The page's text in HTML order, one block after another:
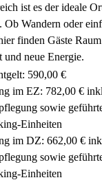
ist es der ideale
Ob Wandern oder
finden Gäste
und neue Energie.
590,00 €
im EZ: 782,00 €
sowie
Einheiten
im DZ: 662,00 €
sowie
Einheiten